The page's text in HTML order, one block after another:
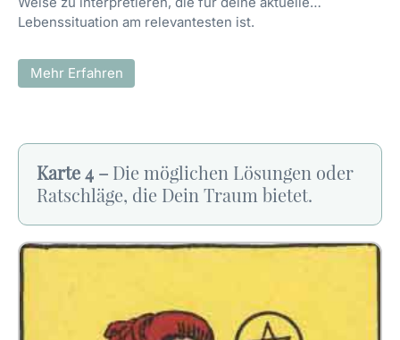
Lebenssituation am relevantesten ist.
Mehr Erfahren
Karte 4 – Die möglichen Lösungen oder
Ratschläge, die Dein Traum bietet.